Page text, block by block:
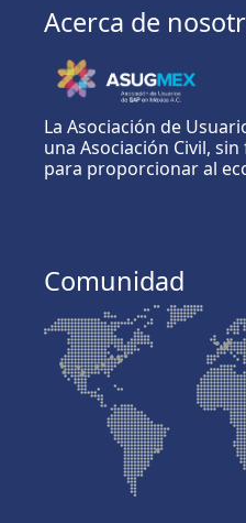
Acerca de
La Asociación de
una Asociación Civil,
para proporcionar al
Comunidad